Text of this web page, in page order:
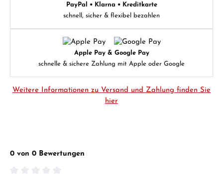
PayPal • Klarna • Kreditkarte
schnell, sicher & flexibel bezahlen
Apple Pay & Google Pay
schnelle & sichere Zahlung mit Apple oder Google
Weitere Informationen zu Versand und Zahlung finden Sie
hier
0 von 0 Bewertungen